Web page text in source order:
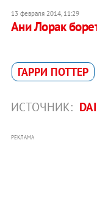
13 февраля 2014, 11:29
Ани Лорак
ГАРРИ ПОТТЕР
ИСТОЧНИК:
РЕКЛАМА